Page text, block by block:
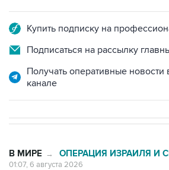
Купить подписку на
Подписаться на рассылку
Получать оперативные
канале
В МИРЕ → ОПЕРАЦИЯ ИЗРАИЛЯ И
01:07, 6 августа 2026